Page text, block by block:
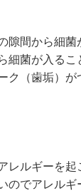
隙間から細
細菌が入る
ク（歯垢）
レルギーを
でアレルギ